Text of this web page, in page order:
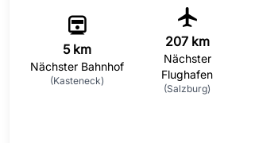
5 km
Nächster Bahnhof
(Kasteneck)
207 km
Nächster
Flughafen
(Salzburg)